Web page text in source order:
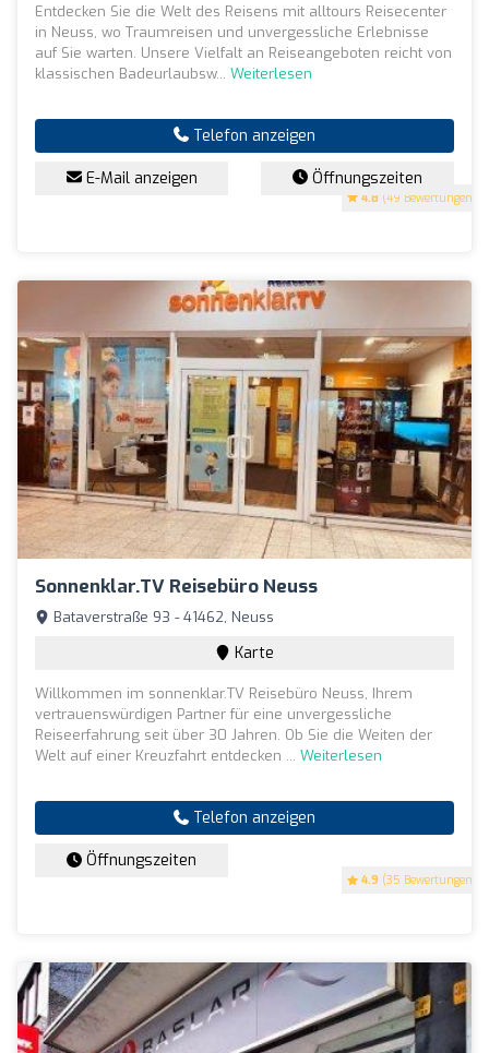
4.8 (49 Bewertungen)
Entdecken Sie die Welt des Reisens mit alltours Reisecenter
in Neuss, wo Traumreisen und unvergessliche Erlebnisse
auf Sie warten. Unsere Vielfalt an Reiseangeboten reicht von
klassischen Badeurlaubsw... Weiterlesen
Telefon anzeigen
E-Mail anzeigen Öffnungszeiten
Sonnenklar.TV Reisebüro Neuss
4.9 (35 Bewertungen)
Bataverstraße 93 - 41462, Neuss
Karte
Willkommen im sonnenklar.TV Reisebüro Neuss, Ihrem
vertrauenswürdigen Partner für eine unvergessliche
Reiseerfahrung seit über 30 Jahren. Ob Sie die Weiten der
Welt auf einer Kreuzfahrt entdecken ... Weiterlesen
Telefon anzeigen
Öffnungszeiten